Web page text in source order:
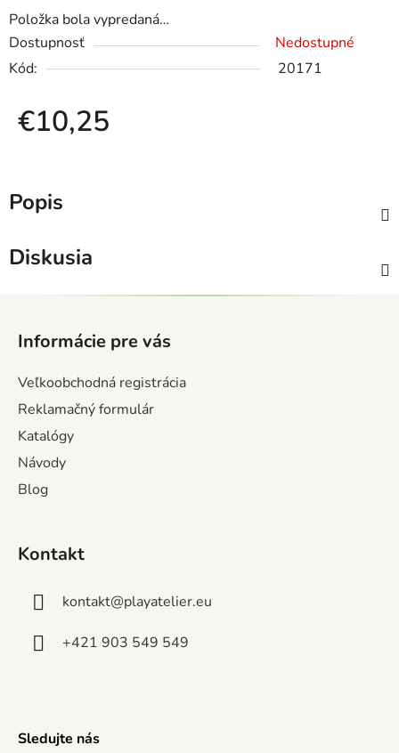
Položka bola vypredaná…
Dostupnosť
Nedostupné
Kód:
20171
€10,25
Popis
Diskusia
Informácie pre vás
Veľkoobchodná registrácia
Reklamačný formulár
Katalógy
Návody
Blog
Kontakt
kontakt@playatelier.eu
+421 903 549 549
Sledujte nás